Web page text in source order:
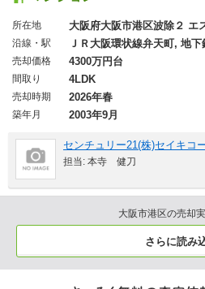
所在地 大阪府大阪市港区波除２ エ
沿線・駅 ＪＲ大阪環状線弁天町, 地
売却価格 4300万円台
間取り 4LDK
売却時期 2026年春
築年月 2003年9月
センチュリー21(株)セイキコ
担当: 本寺 健刀
大阪市港区の売却
さらに読み